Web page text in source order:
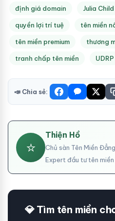
định giá domain Julia Child
quyền lợi trí tuệ tên miền
tên miền premium thương
tranh chấp tên miền UDRP
📣 Chia sẻ:
⭐
Thiện Hồ
Chủ sàn Tên Miền
Expert đầu tư tên miền
💎 Tìm tên miền